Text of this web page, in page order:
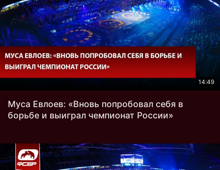
14:49
Муса Евлоев: «Вновь попробовал себя в
борьбе и выиграл чемпионат России»